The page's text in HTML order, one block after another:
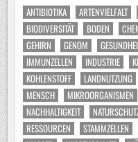
ANTIBIOTIKA ARTENVIELFALT
BIODIVERSITÄT
BODEN
GEHIRN
GENOM
IMMUNZELLEN
INDUSTRIE
KOHLENSTOFF
LANDNUTZUNG
MENSCH
MIKROORGANISMEN
NACHHALTIGKEIT
RESSOURCEN
STAMMZELLEN